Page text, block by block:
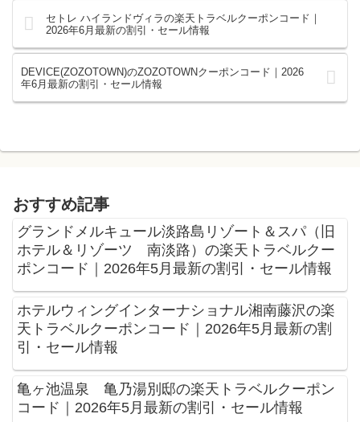
セトレ ハイランドヴィラの楽天トラベルクーポンコード｜
2026年6月最新の割引・セール情報
DEVICE(ZOZOTOWN)のZOZOTOWNクーポンコード｜2026
年6月最新の割引・セール情報
おすすめ記事
グランドメルキュール淡路島リゾート＆スパ（旧
ホテル＆リゾーツ 南淡路）の楽天トラベルクー
ポンコード｜2026年5月最新の割引・セール情報
ホテルウィングインターナショナル湘南藤沢の楽
天トラベルクーポンコード｜2026年5月最新の割
引・セール情報
亀ヶ池温泉 亀乃湯別邸の楽天トラベルクーポン
コード｜2026年5月最新の割引・セール情報